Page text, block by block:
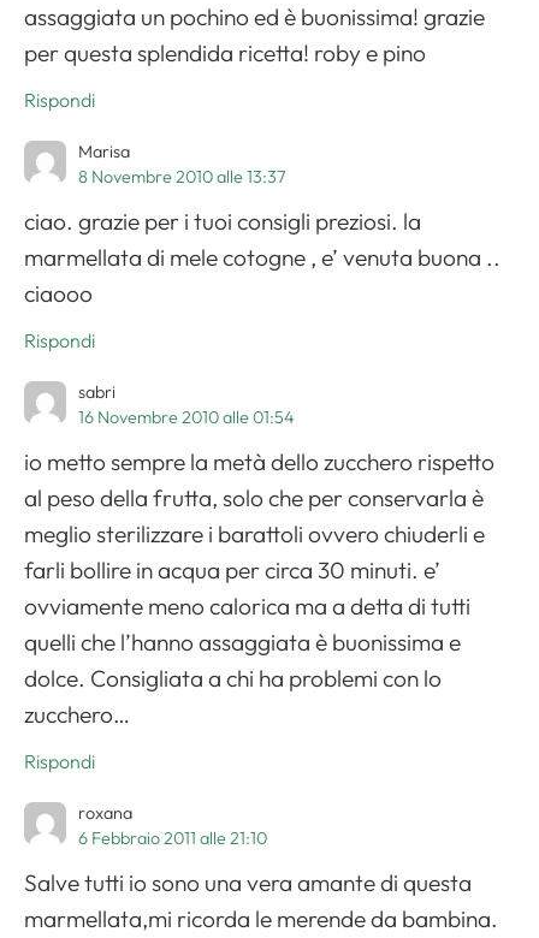
assaggiata un pochino ed è buonissima! grazie
per questa splendida ricetta! roby e pino
Rispondi
Marisa
8 Novembre 2010 alle 13:37
ciao. grazie per i tuoi consigli preziosi. la
marmellata di mele cotogne , e’ venuta buona ..
ciaooo
Rispondi
sabri
16 Novembre 2010 alle 01:54
io metto sempre la metà dello zucchero rispetto
al peso della frutta, solo che per conservarla è
meglio sterilizzare i barattoli ovvero chiuderli e
farli bollire in acqua per circa 30 minuti. e’
ovviamente meno calorica ma a detta di tutti
quelli che l’hanno assaggiata è buonissima e
dolce. Consigliata a chi ha problemi con lo
zucchero…
Rispondi
roxana
6 Febbraio 2011 alle 21:10
Salve tutti io sono una vera amante di questa
marmellata,mi ricorda le merende da bambina.